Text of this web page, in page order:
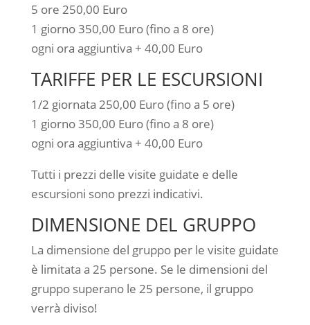
5 ore 250,00 Euro
1 giorno 350,00 Euro (fino a 8 ore)
ogni ora aggiuntiva + 40,00 Euro
TARIFFE PER LE ESCURSIONI
1/2 giornata 250,00 Euro (fino a 5 ore)
1 giorno 350,00 Euro (fino a 8 ore)
ogni ora aggiuntiva + 40,00 Euro
Tutti i prezzi delle visite guidate e delle
escursioni sono prezzi indicativi.
DIMENSIONE DEL GRUPPO
La dimensione del gruppo per le visite guidate
è limitata a 25 persone. Se le dimensioni del
gruppo superano le 25 persone, il gruppo
verrà diviso!